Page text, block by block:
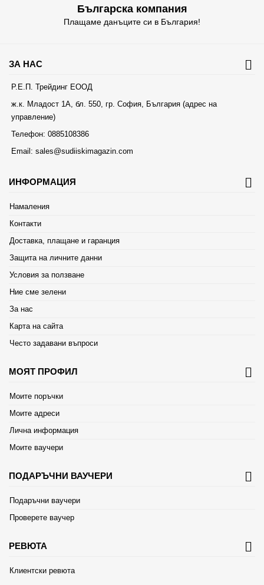
Българска компания
Плащаме данъците си в България!
ЗА НАС
Р.Е.П. Трейдинг ЕООД
ж.к. Младост 1А, бл. 550, гр. София, България (адрес на
управление)
Телефон: 0885108386
Email: sales@sudiiskimagazin.com
ИНФОРМАЦИЯ
Намаления
Контакти
Доставка, плащане и гаранция
Защита на личните данни
Условия за ползване
Ние сме зелени
За нас
Карта на сайта
Често задавани въпроси
МОЯТ ПРОФИЛ
Моите поръчки
Моите адреси
Лична информация
Моите ваучери
ПОДАРЪЧНИ ВАУЧЕРИ
Подаръчни ваучери
Проверете ваучер
РЕВЮТА
Клиентски ревюта